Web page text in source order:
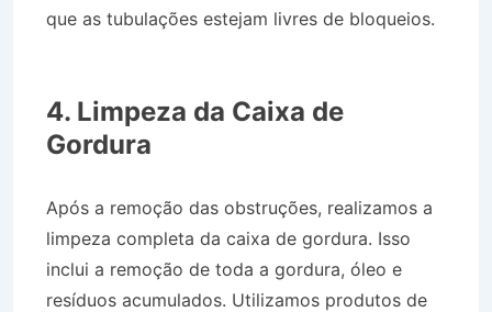
que as tubulações estejam livres de bloqueios.
4. Limpeza da Caixa de
Gordura
Após a remoção das obstruções, realizamos a
limpeza completa da caixa de gordura. Isso
inclui a remoção de toda a gordura, óleo e
resíduos acumulados. Utilizamos produtos de